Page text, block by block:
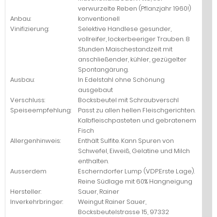
verwurzelte Reben (Pflanzjahr 1960!)
Anbau:
konventionell
Vinifizierung:
Selektive Handlese gesunder,
vollreifer, lockerbeeriger Trauben. 8
Stunden Maischestandzeit mit
anschließender, kühler, gezügelter
Spontangärung.
Ausbau:
In Edelstahl ohne Schönung
ausgebaut
Verschluss:
Bocksbeutel mit Schraubverschl
Speiseempfehlung:
Passt zu allen hellen Fleischgerichten.
Kalbfleischpasteten und gebratenem
Fisch
Allergenhinweis:
Enthält Sulfite. Kann Spuren von
Schwefel, Eiweiß, Gelatine und Milch
enthalten.
Ausserdem
Escherndorfer Lump (VDP.Erste Lage).
Reine Südlage mit 60% Hangneigung
Hersteller:
Sauer, Rainer
Inverkehrbringer:
Weingut Rainer Sauer,
Bocksbeutelstrasse 15, 97332